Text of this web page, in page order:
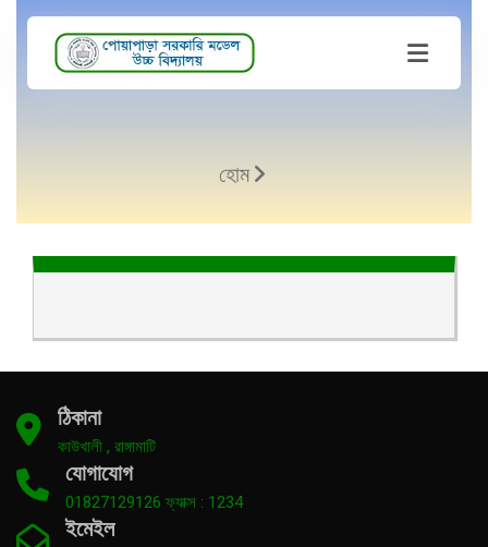
হোম
ঠিকানা
কাউখালী , রাঙ্গামাটি
যোগাযোগ
01827129126 ফ্যাক্স : 1234
ইমেইল